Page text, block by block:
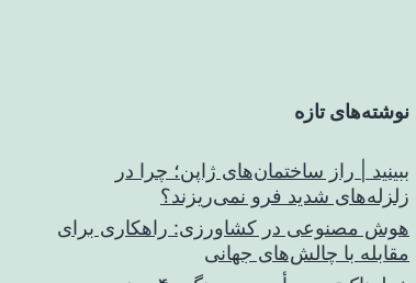
نوشته‌های تازه
ببینید | راز ساختمان‌های ژاپن؛ چرا در
زلزله‌های شدید فرو نمی‌ریزند؟
هوش مصنوعی در کشاورزی: راهکاری برای
مقابله با چالش‌های جهانی